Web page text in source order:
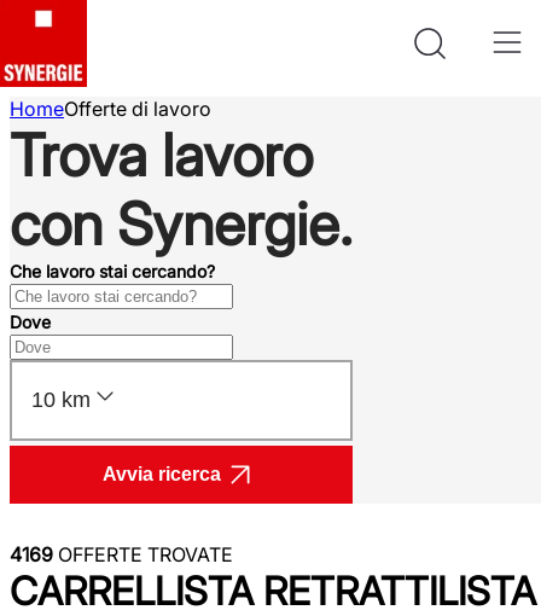
HomeOfferte di lavoro
Trova lavoro
con Synergie.
Che lavoro stai cercando?
Dove
10 km
Avvia ricerca
4169 OFFERTE TROVATE
CARRELLISTA RETRATTILISTA